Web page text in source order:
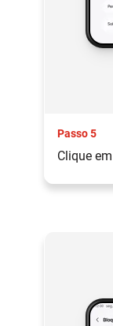
Passo 5
Clique em